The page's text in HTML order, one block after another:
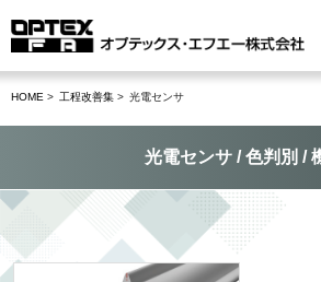
HOME 工程改善集 光電センサ
光電センサ / 色判別 /